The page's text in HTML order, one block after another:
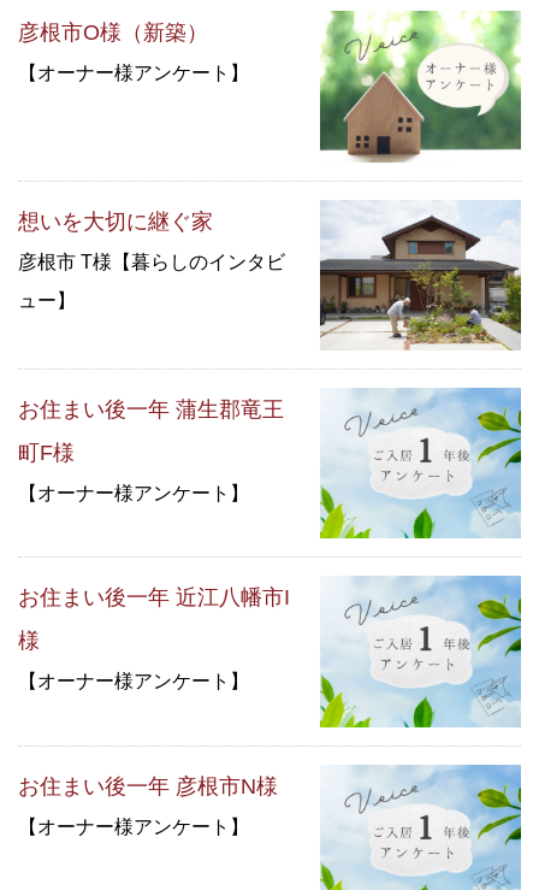
彦根市O様（新築）
【オーナー様アンケート】
想いを大切に継ぐ家
彦根市 T様【暮らしのインタビ
ュー】
お住まい後一年 蒲生郡竜王
町F様
【オーナー様アンケート】
お住まい後一年 近江八幡市I
様
【オーナー様アンケート】
お住まい後一年 彦根市N様
【オーナー様アンケート】